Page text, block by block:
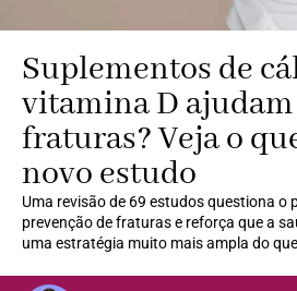
Suplementos de
vitamina D
fraturas? Veja o
novo estudo
Uma revisão de 69 estudos questiona o
prevenção de fraturas e reforça que a
uma estratégia muito mais ampla do